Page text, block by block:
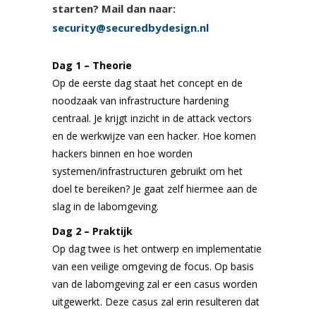
starten? Mail dan naar:
security@securedbydesign.nl
Dag 1 – Theorie
Op de eerste dag staat het concept en de
noodzaak van infrastructure hardening
centraal. Je krijgt inzicht in de attack vectors
en de werkwijze van een hacker. Hoe komen
hackers binnen en hoe worden
systemen/infrastructuren gebruikt om het
doel te bereiken? Je gaat zelf hiermee aan de
slag in de labomgeving.
Dag 2 – Praktijk
Op dag twee is het ontwerp en implementatie
van een veilige omgeving de focus. Op basis
van de labomgeving zal er een casus worden
uitgewerkt. Deze casus zal erin resulteren dat